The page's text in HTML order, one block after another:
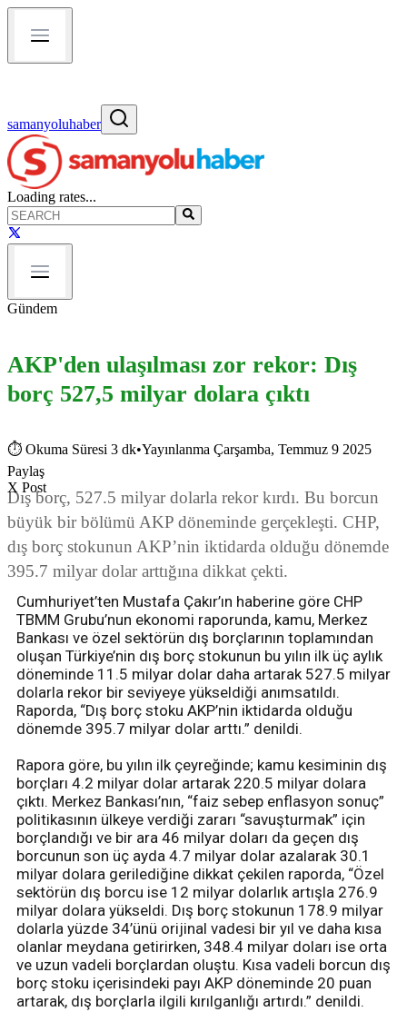
samanyoluhaber
Loading rates...
Gündem
AKP'den ulaşılması zor rekor: Dış
borç 527,5 milyar dolara çıktı
⏱ Okuma Süresi 3 dk•Yayınlanma Çarşamba, Temmuz 9 2025
Paylaş
X Post
Dış borç, 527.5 milyar dolarla rekor kırdı. Bu borcun
büyük bir bölümü AKP döneminde gerçekleşti. CHP,
dış borç stokunun AKP’nin iktidarda olduğu dönemde
395.7 milyar dolar arttığına dikkat çekti.
Cumhuriyet’ten Mustafa Çakır’ın haberine göre CHP
TBMM Grubu’nun ekonomi raporunda, kamu, Merkez
Bankası ve özel sektörün dış borçlarının toplamından
oluşan Türkiye’nin dış borç stokunun bu yılın ilk üç aylık
döneminde 11.5 milyar dolar daha artarak 527.5 milyar
dolarla rekor bir seviyeye yükseldiği anımsatıldı.
Raporda, “Dış borç stoku AKP’nin iktidarda olduğu
dönemde 395.7 milyar dolar arttı.” denildi.
Rapora göre, bu yılın ilk çeyreğinde; kamu kesiminin dış
borçları 4.2 milyar dolar artarak 220.5 milyar dolara
çıktı. Merkez Bankası’nın, “faiz sebep enflasyon sonuç”
politikasının ülkeye verdiği zararı “savuşturmak” için
borçlandığı ve bir ara 46 milyar doları da geçen dış
borcunun son üç ayda 4.7 milyar dolar azalarak 30.1
milyar dolara gerilediğine dikkat çekilen raporda, “Özel
sektörün dış borcu ise 12 milyar dolarlık artışla 276.9
milyar dolara yükseldi. Dış borç stokunun 178.9 milyar
dolarla yüzde 34’ünü orijinal vadesi bir yıl ve daha kısa
olanlar meydana getirirken, 348.4 milyar doları ise orta
ve uzun vadeli borçlardan oluştu. Kısa vadeli borcun dış
borç stoku içerisindeki payı AKP döneminde 20 puan
artarak, dış borçlarla ilgili kırılganlığı artırdı.” denildi.